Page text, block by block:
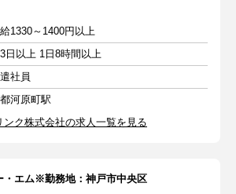
1330～1400円以上
日以上 1日8時間以上
社員
河原町駅
ンク株式会社の求人一覧を見る
・エム※勤務地：神戸市中央区